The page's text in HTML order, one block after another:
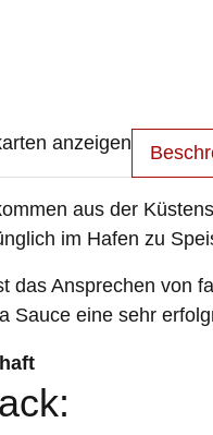
anzeigen
aus der
im Hafen zu
das Ansprechen von
Sauce eine sehr